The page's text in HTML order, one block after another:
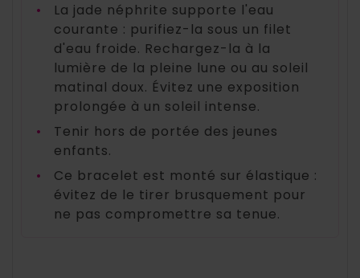
•
La jade néphrite supporte l'eau
courante : purifiez-la sous un filet
d'eau froide. Rechargez-la à la
lumière de la pleine lune ou au soleil
matinal doux. Évitez une exposition
prolongée à un soleil intense.
•
Tenir hors de portée des jeunes
enfants.
•
Ce bracelet est monté sur élastique :
évitez de le tirer brusquement pour
ne pas compromettre sa tenue.